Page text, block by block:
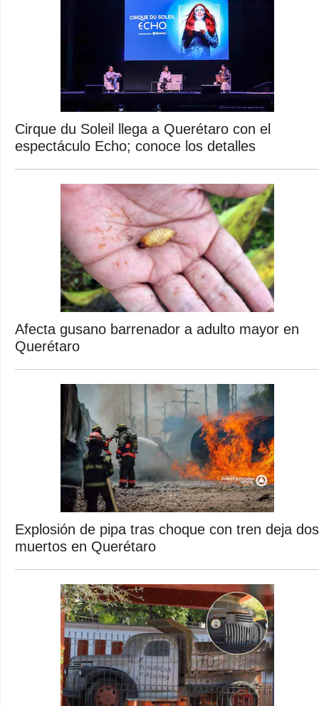
Cirque du Soleil llega a Querétaro con el
espectáculo Echo; conoce los detalles
Afecta gusano barrenador a adulto mayor en
Querétaro
Explosión de pipa tras choque con tren deja dos
muertos en Querétaro